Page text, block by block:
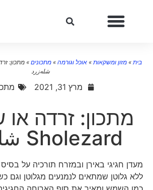
»מזון ומשקאות»אוכל וגורמה»מתכונים»
شله‌زرد
מרץ 31, 2021
מתכון: זרדה או
Sholezard شله‌زرد
מעדן חגיגי באירן ובמזרח תורכיה על בסיס
ללא גלוטן שמתאים לנמנעים מגלוטן וגם